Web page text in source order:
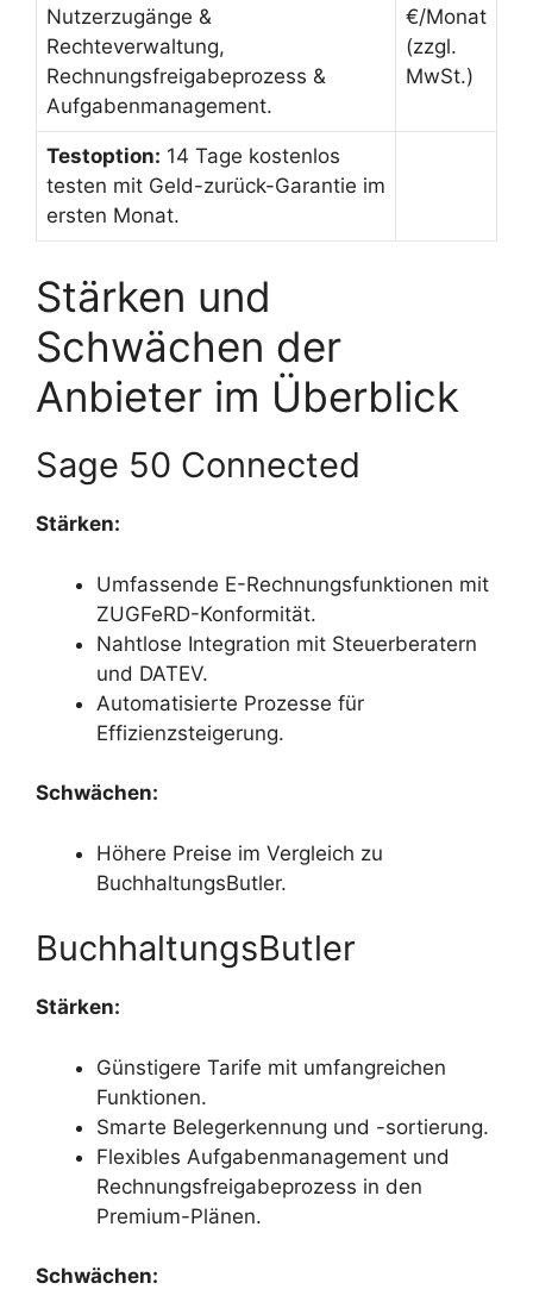
Nutzerzugänge &
Rechteverwaltung,
Rechnungsfreigabeprozess &
Aufgabenmanagement.
€/Monat
(zzgl.
MwSt.)
Testoption: 14 Tage kostenlos
testen mit Geld-zurück-Garantie im
ersten Monat.
Stärken und
Schwächen der
Anbieter im Überblick
Sage 50 Connected
Stärken:
Umfassende E-Rechnungsfunktionen mit
ZUGFeRD-Konformität.
Nahtlose Integration mit Steuerberatern
und DATEV.
Automatisierte Prozesse für
Effizienzsteigerung.
Schwächen:
Höhere Preise im Vergleich zu
BuchhaltungsButler.
BuchhaltungsButler
Stärken:
Günstigere Tarife mit umfangreichen
Funktionen.
Smarte Belegerkennung und -sortierung.
Flexibles Aufgabenmanagement und
Rechnungsfreigabeprozess in den
Premium-Plänen.
Schwächen: